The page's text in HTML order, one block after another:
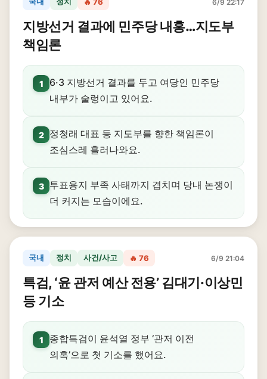
6/9 22:17
지방선거 결과에 민주당 내홍…지도부
책임론
1
6·3 지방선거 결과를 두고 여당인 민주당
내부가 술렁이고 있어요.
2
정청래 대표 등 지도부를 향한 책임론이
조심스레 흘러나와요.
3
투표용지 부족 사태까지 겹치며 당내 논쟁이
더 커지는 모습이에요.
국내 정치 사건/사고 🔥 76 6/9 21:04
특검, ‘윤 관저 예산 전용’ 김대기·이상민
등 기소
1
종합특검이 윤석열 정부 ‘관저 이전
의혹’으로 첫 기소를 했어요.